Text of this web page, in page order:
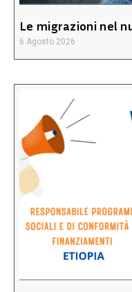
Le migrazioni nel
6 Agosto 2026